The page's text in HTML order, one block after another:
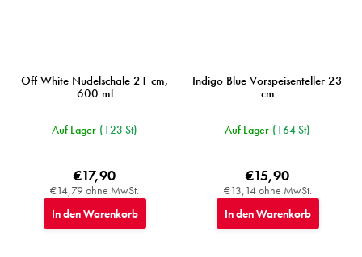
Off White Nudelschale 21 cm,
600 ml
Auf Lager (123 St)
€14,79 ohne MwSt.
€17,90
In den Warenkorb
Indigo Blue Vorspeisenteller 23
cm
Auf Lager (164 St)
€13,14 ohne MwSt.
€15,90
In den Warenkorb